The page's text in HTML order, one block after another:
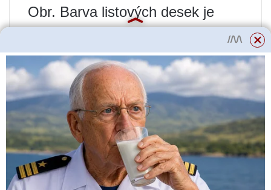
Obr. Barva listových desek je
Nana. Tato kompaktní forma je
nekvetoucí.
Zajetí. Květy této odrůdy jsou
dvojité.
Aby bylo pěstování katalpy
úspěšné, je třeba pamatovat na
pár důležitých nuancí. Pro